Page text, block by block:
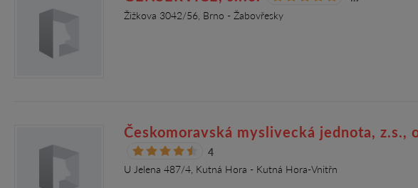
Žižkova 3042/56, Brno - Žabovřesky
Českomoravská myslivecká jednota,
4
U Jelena 487/4, Kutná Hora - Kutná Hora-Vnitřn